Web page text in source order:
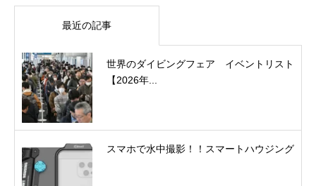
最近の記事
世界のダイビングフェア イベントリスト
【2026年...
スマホで水中撮影！！スマートハウジング